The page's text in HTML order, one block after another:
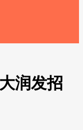
润发招